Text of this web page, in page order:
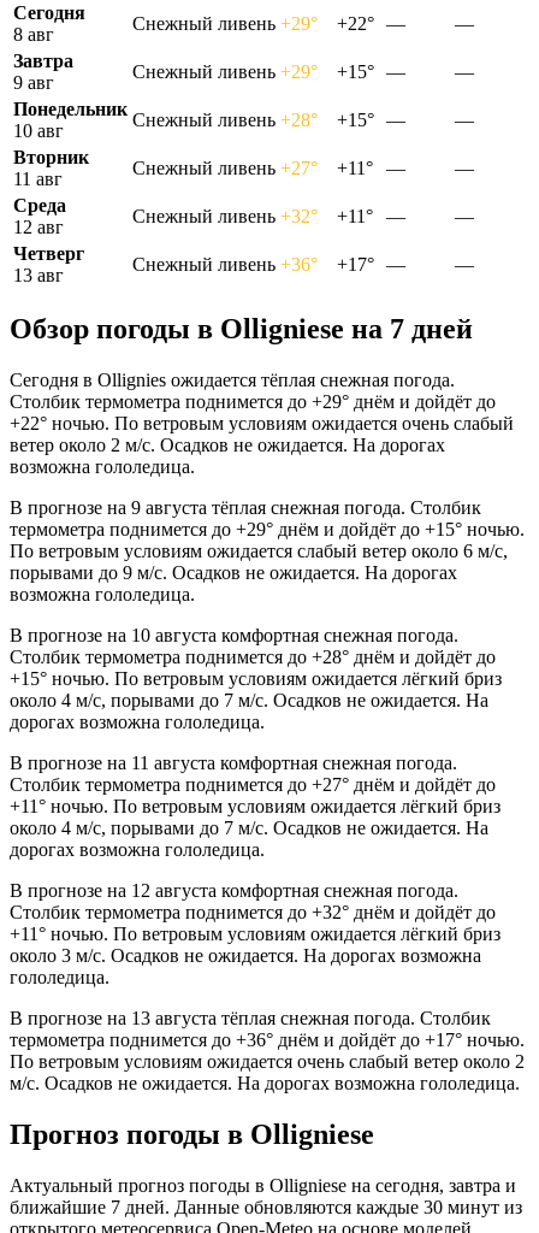
Сегодня
8 авг
Снежный ливень +29° +22° —
—
Завтра
9 авг
Снежный ливень +29° +15° —
—
Понедельник
10 авг
Снежный ливень +28° +15° —
—
Вторник
11 авг
Снежный ливень +27° +11° —
—
Среда
12 авг
Снежный ливень +32° +11° —
—
Четверг
13 авг
Снежный ливень +36° +17° — —
Обзор погоды в Olligniesе на 7 дней
Сегодня в Ollignies ожидается тёплая снежная погода.
Столбик термометра поднимется до +29° днём и дойдёт до
+22° ночью. По ветровым условиям ожидается очень слабый
ветер около 2 м/с. Осадков не ожидается. На дорогах
возможна гололедица.
В прогнозе на 9 августа тёплая снежная погода. Столбик
термометра поднимется до +29° днём и дойдёт до +15° ночью.
По ветровым условиям ожидается слабый ветер около 6 м/с,
порывами до 9 м/с. Осадков не ожидается. На дорогах
возможна гололедица.
В прогнозе на 10 августа комфортная снежная погода.
Столбик термометра поднимется до +28° днём и дойдёт до
+15° ночью. По ветровым условиям ожидается лёгкий бриз
около 4 м/с, порывами до 7 м/с. Осадков не ожидается. На
дорогах возможна гололедица.
В прогнозе на 11 августа комфортная снежная погода.
Столбик термометра поднимется до +27° днём и дойдёт до
+11° ночью. По ветровым условиям ожидается лёгкий бриз
около 4 м/с, порывами до 7 м/с. Осадков не ожидается. На
дорогах возможна гололедица.
В прогнозе на 12 августа комфортная снежная погода.
Столбик термометра поднимется до +32° днём и дойдёт до
+11° ночью. По ветровым условиям ожидается лёгкий бриз
около 3 м/с. Осадков не ожидается. На дорогах возможна
гололедица.
В прогнозе на 13 августа тёплая снежная погода. Столбик
термометра поднимется до +36° днём и дойдёт до +17° ночью.
По ветровым условиям ожидается очень слабый ветер около 2
м/с. Осадков не ожидается. На дорогах возможна гололедица.
Прогноз погоды в Olligniesе
Актуальный прогноз погоды в Olligniesе на сегодня, завтра и
ближайшие 7 дней. Данные обновляются каждые 30 минут из